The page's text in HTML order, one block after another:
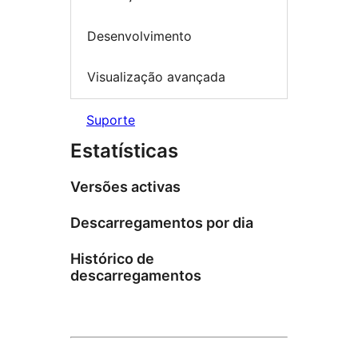
Desenvolvimento
Visualização avançada
Suporte
Estatísticas
Versões activas
Descarregamentos por dia
Histórico de
descarregamentos